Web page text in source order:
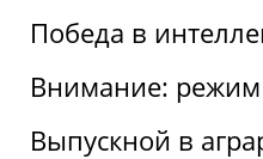
Победа в
Внимание:
Выпускной в